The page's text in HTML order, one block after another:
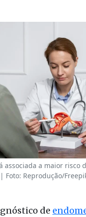
associada a maior risco
Foto: Reprodução/
de